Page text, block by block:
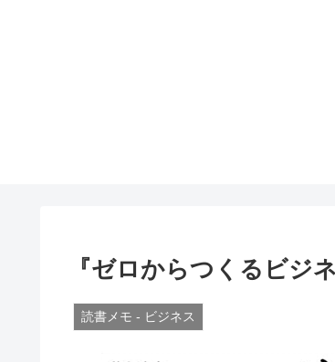
『ゼロからつくるビジ
読書メモ - ビジネス